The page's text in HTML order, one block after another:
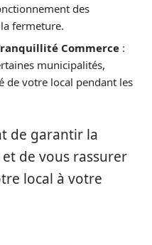
des
fermeture.
Commerce :
municipalités,
de votre local pendant les
de garantir la
de vous rassurer
local à votre